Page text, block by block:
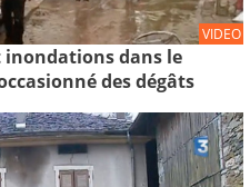
VIDEO
inondations dans le
des dégâts